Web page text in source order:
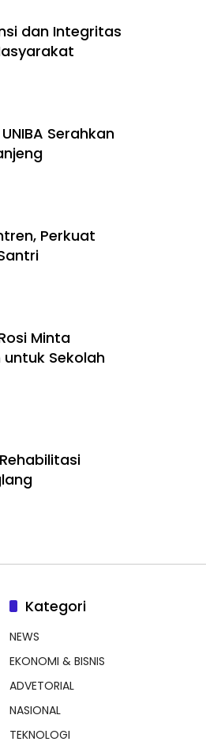
dan Integritas
Serahkan
Perkuat
Minta
Sekolah
Kategori
NEWS
EKONOMI & BISNIS
ADVETORIAL
NASIONAL
TEKNOLOGI